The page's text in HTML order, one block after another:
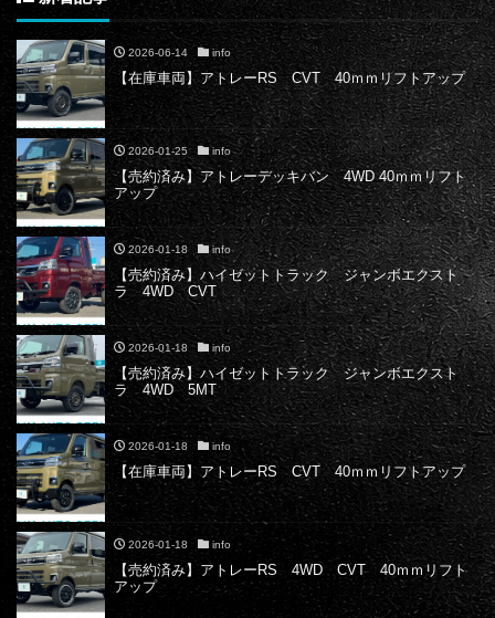
2026-06-14 info
【在庫車両】アトレーRS CVT 40ｍｍリフトアップ
2026-01-25 info
【売約済み】アトレーデッキバン 4WD 40ｍｍリフト
アップ
2026-01-18 info
【売約済み】ハイゼットトラック ジャンボエクスト
ラ 4WD CVT
2026-01-18 info
【売約済み】ハイゼットトラック ジャンボエクスト
ラ 4WD 5MT
2026-01-18 info
【在庫車両】アトレーRS CVT 40ｍｍリフトアップ
2026-01-18 info
【売約済み】アトレーRS 4WD CVT 40ｍｍリフト
アップ